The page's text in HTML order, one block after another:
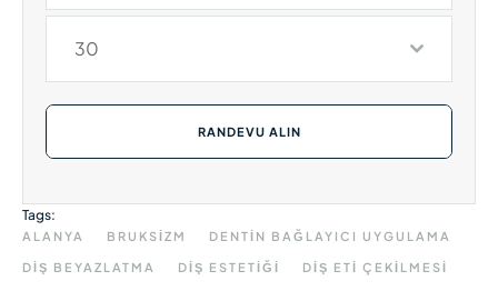
30
RANDEVU ALIN
Tags:
ALANYA BRUKSIZM DENTIN BAĞLAYICI UYGULAMA
DIŞ BEYAZLATMA DIŞ ESTETIĞI DIŞ ETI ÇEKILMESI